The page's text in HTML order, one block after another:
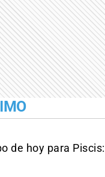
de hoy para